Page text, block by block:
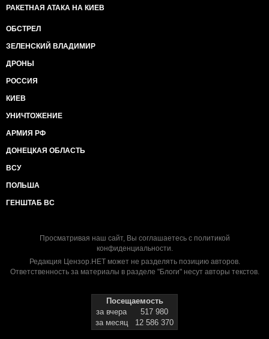
РАКЕТНАЯ АТАКА НА КИЕВ
ОБСТРЕЛ
ЗЕЛЕНСКИЙ ВЛАДИМИР
ДРОНЫ
РОССИЯ
КИЕВ
УНИЧТОЖЕНИЕ
АРМИЯ РФ
ДОНЕЦКАЯ ОБЛАСТЬ
ВСУ
ПОЛЬША
ГЕНШТАБ ВС
Просматривая наш сайт, Вы соглашаетесь с политикой
конфиденциальности.
Редакция Цензор.НЕТ может не разделять позицию авторов.
Ответственность за материалы в разделе "Блоги" несут авторы текстов.
Посещаемость
за вчера
517 980
за месяц
12 586 370